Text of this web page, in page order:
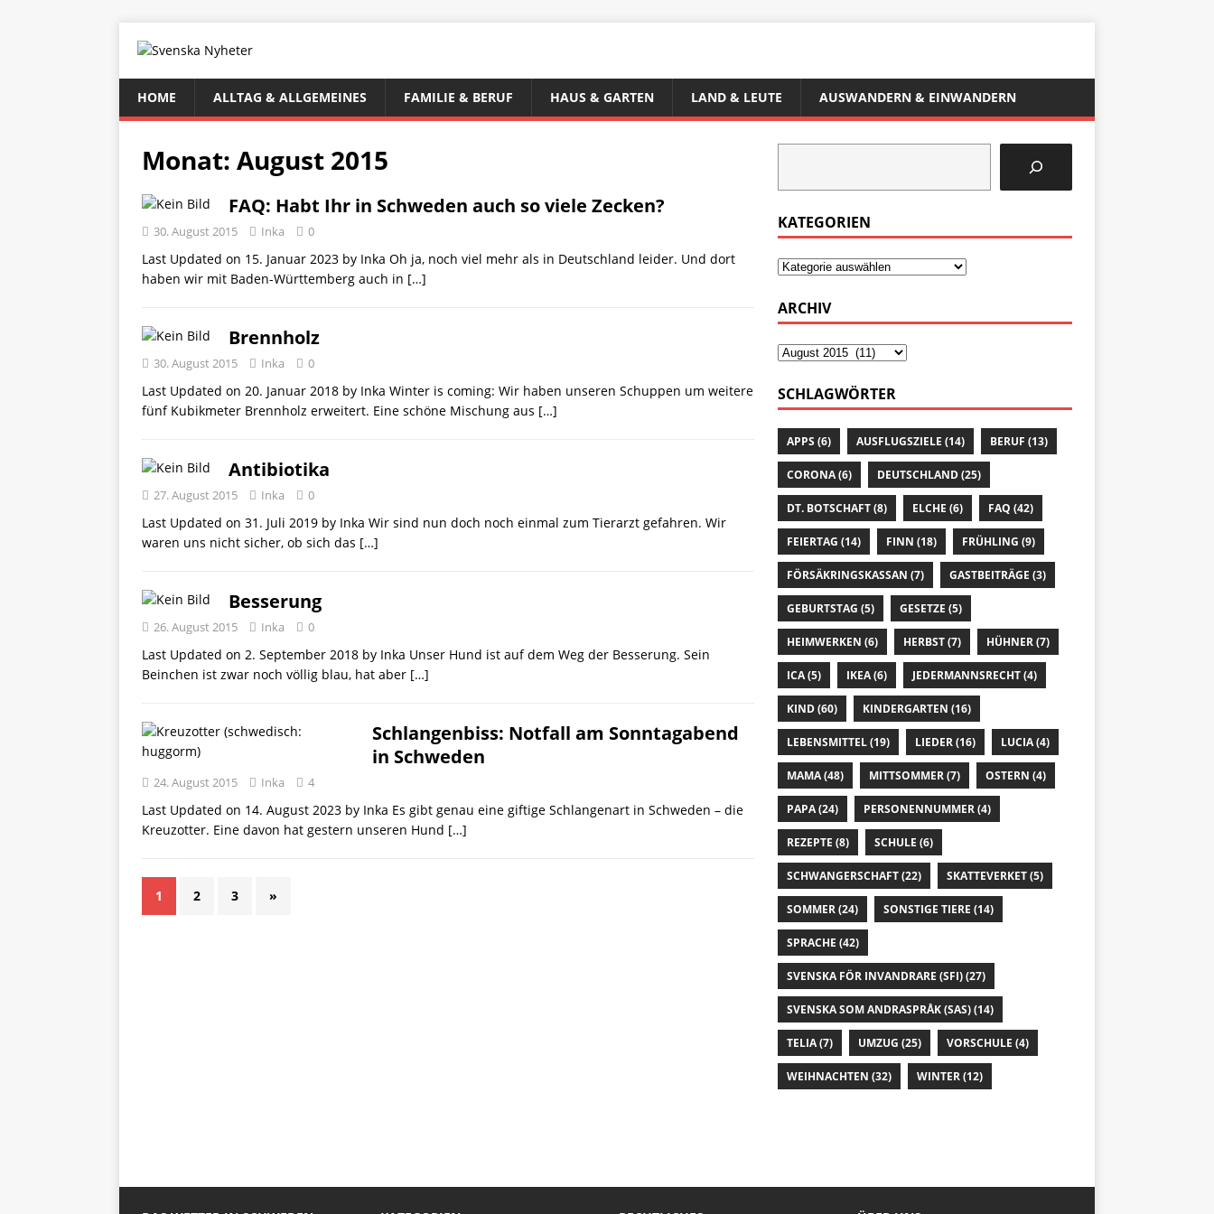
HOME ALLTAG & ALLGEMEINES FAMILIE & BERUF HAUS & GARTEN LAND & LEUTE AUSWANDERN & EINWANDERN
Monat: August 2015
FAQ: Habt Ihr in Schweden auch so viele Zecken?
30. August 2015 Inka 0
Last Updated on 15. Januar 2023 by Inka Oh ja, noch viel mehr als in Deutschland leider. Und dort
haben wir mit Baden-Württemberg auch in […]
Brennholz
30. August 2015 Inka 0
Last Updated on 20. Januar 2018 by Inka Winter is coming: Wir haben unseren Schuppen um weitere
fünf Kubikmeter Brennholz erweitert. Eine schöne Mischung aus […]
Antibiotika
27. August 2015 Inka 0
Last Updated on 31. Juli 2019 by Inka Wir sind nun doch noch einmal zum Tierarzt gefahren. Wir
waren uns nicht sicher, ob sich das […]
Besserung
26. August 2015 Inka 0
Last Updated on 2. September 2018 by Inka Unser Hund ist auf dem Weg der Besserung. Sein
Beinchen ist zwar noch völlig blau, hat aber […]
Schlangenbiss: Notfall am Sonntagabend
in Schweden
24. August 2015 Inka 4
Last Updated on 14. August 2023 by Inka Es gibt genau eine giftige Schlangenart in Schweden – die
Kreuzotter. Eine davon hat gestern unseren Hund […]
1 2 3 »
KATEGORIEN
ARCHIV
SCHLAGWÖRTER
APPS (6) AUSFLUGSZIELE (14) BERUF (13)
CORONA(6) DEUTSCHLAND(25)
DT. BOTSCHAFT(8) ELCHE (6) FAQ (42)
FEIERTAG (14) FINN (18) FRÜHLING (9)
FÖRSÄKRINGSKASSAN (7) GASTBEITRÄGE (3)
GEBURTSTAG (5) GESETZE (5)
HEIMWERKEN (6) HERBST(7) HÜHNER(7)
ICA(5) IKEA(6) JEDERMANNSRECHT(4)
KIND(60) KINDERGARTEN (16)
LEBENSMITTEL(19) LIEDER(16) LUCIA(4)
MAMA(48) MITTSOMMER(7) OSTERN (4)
PAPA(24) PERSONENNUMMER(4)
REZEPTE (8) SCHULE (6)
SCHWANGERSCHAFT(22) SKATTEVERKET(5)
SOMMER(24) SONSTIGE TIERE (14)
SPRACHE (42)
SVENSKA FÖR INVANDRARE (SFI)(27)
SVENSKA SOM ANDRASPRÅK (SAS)(14)
TELIA(7) UMZUG (25) VORSCHULE (4)
WEIHNACHTEN (32) WINTER(12)